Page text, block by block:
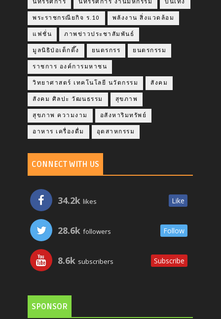
นิทรรศการ นิทรรศการ งานมหกรรม บันเทิง
พระราชกรณียกิจ ร.10 พลังงาน สิ่งแวดล้อม
แฟชั่น ภาพข่าวประชาสัมพันธ์
มูลนิธิป่อเต็กตึ๊ง ยนตรกรร ยนตรกรรม
ราชการ องค์การมหาชน
วิทยาศาสตร์ เทคโนโลยี นวัตกรรม สังคม
สังคม ศิลปะ วัฒนธรรม สุขภาพ
สุขภาพ ความงาม อสังหาริมทรัพย์
อาหาร เครื่องดื่ม อุตสาหกรรม
CONNECT WITH US
34.2k likes Like
28.6k followers Follow
8.6k subscribers Subscribe
SPONSOR